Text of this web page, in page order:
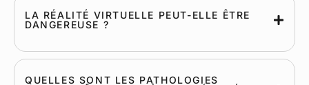
LA RÉALITÉ VIRTUELLE PEUT-ELLE ÊTRE
DANGEREUSE ?
QUELLES SONT LES PATHOLOGIES